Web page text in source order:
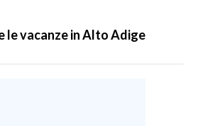
vacanze in Alto Adige